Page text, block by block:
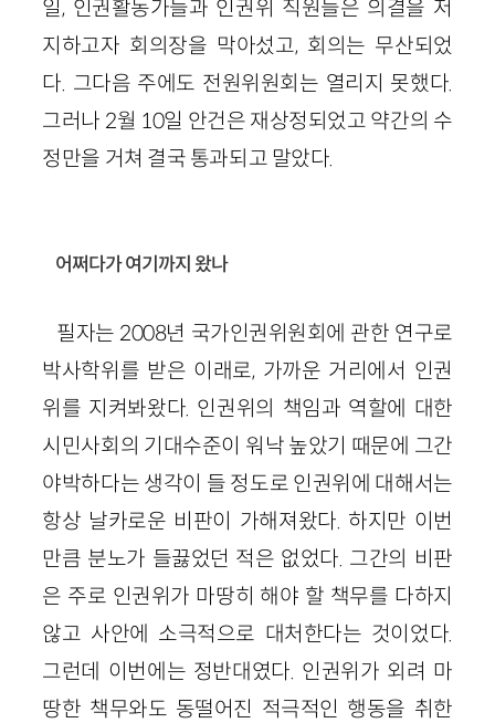
일, 인권활동가들과 인권위 직원들은 의결을 저
지하고자 회의장을 막아섰고, 회의는 무산되었
다. 그다음 주에도 전원위원회는 열리지 못했다.
그러나 2월 10일 안건은 재상정되었고 약간의 수
정만을 거쳐 결국 통과되고 말았다.
어쩌다가 여기까지 왔나
필자는 2008년 국가인권위원회에 관한 연구로
박사학위를 받은 이래로, 가까운 거리에서 인권
위를 지켜봐왔다. 인권위의 책임과 역할에 대한
시민사회의 기대수준이 워낙 높았기 때문에 그간
야박하다는 생각이 들 정도로 인권위에 대해서는
항상 날카로운 비판이 가해져왔다. 하지만 이번
만큼 분노가 들끓었던 적은 없었다. 그간의 비판
은 주로 인권위가 마땅히 해야 할 책무를 다하지
않고 사안에 소극적으로 대처한다는 것이었다.
그런데 이번에는 정반대였다. 인권위가 외려 마
땅한 책무와도 동떨어진 적극적인 행동을 취한